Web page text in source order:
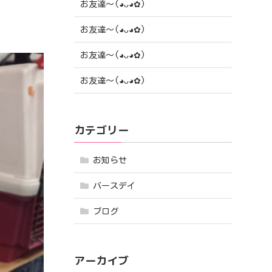
お友達〜(⁠◕⁠ᴗ⁠◕⁠✿⁠)
お友達〜(⁠◕⁠ᴗ⁠◕⁠✿⁠)
お友達〜(⁠◕⁠ᴗ⁠◕⁠✿⁠)
お友達〜(⁠◕⁠ᴗ⁠◕⁠✿⁠)
カテゴリー
お知らせ
バースデイ
ブログ
アーカイブ